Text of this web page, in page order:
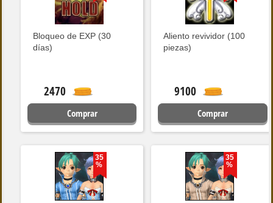
Bloqueo de EXP (30
días)
2470
Comprar
Aliento revividor (100
piezas)
9100
Comprar
35
%
35
%